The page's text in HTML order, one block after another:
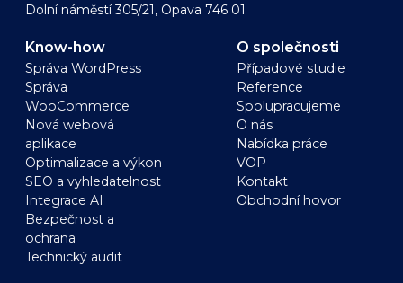
Dolní náměstí 305/21, Opava 746 01
Know-how
Správa WordPress
Správa
WooCommerce
Nová webová
aplikace
Optimalizace a výkon
SEO a vyhledatelnost
Integrace AI
Bezpečnost a
ochrana
Technický audit
O společnosti
Případové studie
Reference
Spolupracujeme
O nás
Nabídka práce
VOP
Kontakt
Obchodní hovor